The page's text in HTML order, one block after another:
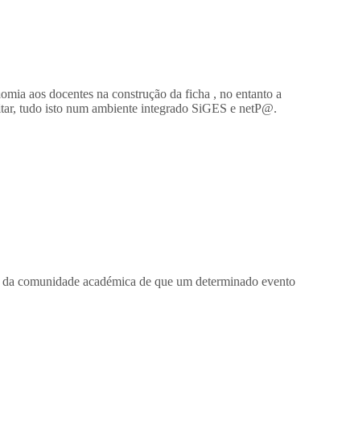
aos docentes na construção da ficha , no entanto a
tudo isto num ambiente integrado SiGES e netP@.
comunidade académica de que um determinado evento